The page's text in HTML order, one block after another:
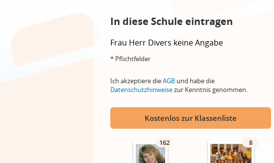
In diese Schule eintragen
Frau Herr Divers keine Angabe
* Pflichtfelder
Ich akzeptiere dieAGB und habe die
Datenschutzhinweisezur Kenntnis genommen.
Kostenlos zur Klassenliste
162 8